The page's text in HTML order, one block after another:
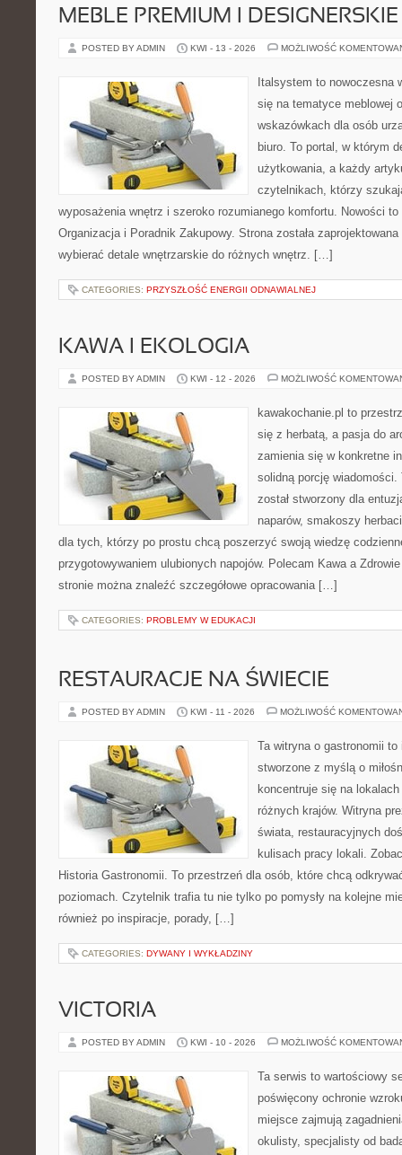
MEBLE PREMIUM I DESIGNERSKIE
POSTED BY ADMIN KWI - 13 - 2026 MOŻLIWOŚĆ
Italsystem to nowoczesna
się na tematyce meblowej
wskazówkach dla osób
biuro. To portal, w którym
użytkowania, a każdy
czytelnikach, którzy
wyposażenia wnętrz i szeroko rozumianego komfortu. Nowości
Organizacja i Poradnik Zakupowy. Strona została
wybierać detale wnętrzarskie do różnych wnętrz. […]
CATEGORIES: PRZYSZŁOŚĆ ENERGII ODNAWIALNEJ
KAWA I EKOLOGIA
POSTED BY ADMIN KWI - 12 - 2026 MOŻLIWOŚĆ
kawakochanie.pl to
się z herbatą, a pasja do
zamienia się w konkretne
solidną porcję
został stworzony dla
naparów, smakoszy
dla tych, którzy po prostu chcą poszerzyć swoją wiedzę
przygotowywaniem ulubionych napojów. Polecam Kawa a
stronie można znaleźć szczegółowe opracowania […]
CATEGORIES: PROBLEMY W EDUKACJI
RESTAURACJE NA ŚWIECIE
POSTED BY ADMIN KWI - 11 - 2026 MOŻLIWOŚĆ
Ta witryna o gastronomii
stworzone z myślą o
koncentruje się na
różnych krajów. Witryna
świata, restauracyjnych
kulisach pracy lokali.
Historia Gastronomii. To przestrzeń dla osób, które chcą
poziomach. Czytelnik trafia tu nie tylko po pomysły na kolejne
również po inspiracje, porady, […]
CATEGORIES: DYWANY I WYKŁADZINY
VICTORIA
POSTED BY ADMIN KWI - 10 - 2026 MOŻLIWOŚĆ
Ta serwis to wartościowy
poświęcony ochronie
miejsce zajmują
okulisty, specjalisty od